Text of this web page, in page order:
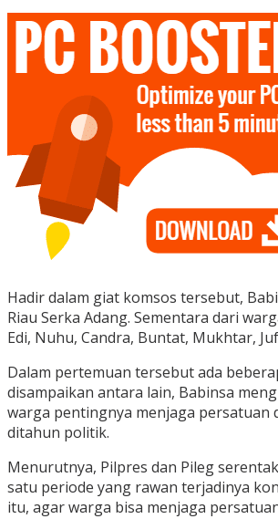
Hadir dalam giat komsos tersebut,
Riau Serka Adang. Sementara dari
Edi, Nuhu, Candra, Buntat, Mukhtar,
Dalam pertemuan tersebut ada
disampaikan antara lain, Babinsa
warga pentingnya menjaga persatuan
ditahun politik.
Menurutnya, Pilpres dan Pileg
satu periode yang rawan terjadinya
itu, agar warga bisa menjaga